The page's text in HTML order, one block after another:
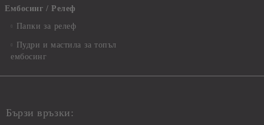
Ембосинг / Релеф
Папки за релеф
Пудри и мастила за топъл
ембосинг
Бързи връзки: